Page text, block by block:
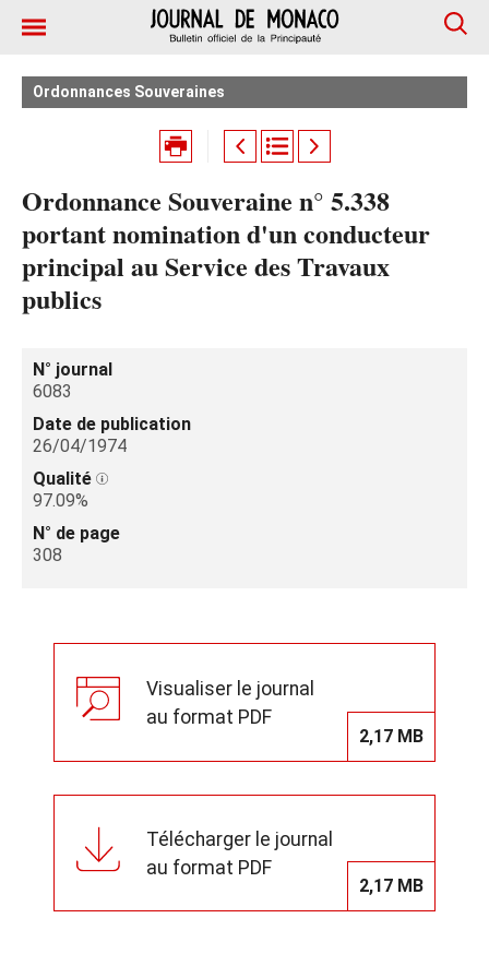
Ordonnances Souveraines
Ordonnance Souveraine n° 5.338
portant nomination d'un conducteur
principal au Service des Travaux
publics
N° journal
6083
Date de publication
26/04/1974
Qualité
97.09%
N° de page
308
Visualiser le journal
au format PDF
2,17 MB
Télécharger le journal
au format PDF
2,17 MB